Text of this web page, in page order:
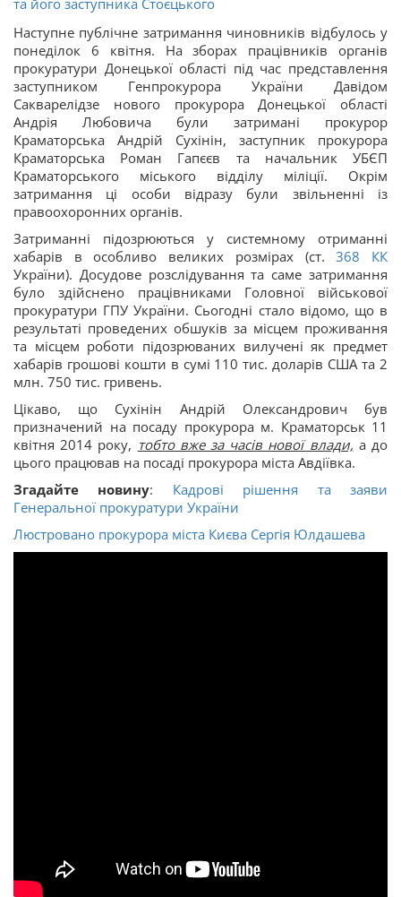
та його заступника Стоєцького
Наступне публічне затримання чиновників відбулось у
понеділок 6 квітня. На зборах працівників органів
прокуратури Донецької області під час представлення
заступником Генпрокурора України Давідом
Сакварелідзе нового прокурора Донецької області
Андрія Любовича були затримані прокурор
Краматорська Андрій Сухінін, заступник прокурора
Краматорська Роман Гапєєв та начальник УБЄП
Краматорського міського відділу міліції. Окрім
затримання ці особи відразу були звільненні із
правоохоронних органів.
Затриманні підозрюються у системному отриманні
хабарів в особливо великих розмірах (ст. 368 КК
України). Досудове розслідування та саме затримання
було здійснено працівниками Головної військової
прокуратури ГПУ України. Сьогодні стало відомо, що в
результаті проведених обшуків за місцем проживання
та місцем роботи підозрюваних вилучені як предмет
хабарів грошові кошти в сумі 110 тис. доларів США та 2
млн. 750 тис. гривень.
Цікаво, що Сухінін Андрій Олександрович був
призначений на посаду прокурора м. Краматорськ 11
квітня 2014 року, тобто вже за часів нової влади, а до
цього працював на посаді прокурора міста Авдіївка.
Згадайте новину: Кадрові рішення та заяви
Генеральної прокуратури України
Люстровано прокурора міста Києва Сергія Юлдашева